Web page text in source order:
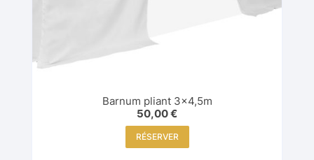
Barnum pliant 3×4,5m
50,00€
RÉSERVER